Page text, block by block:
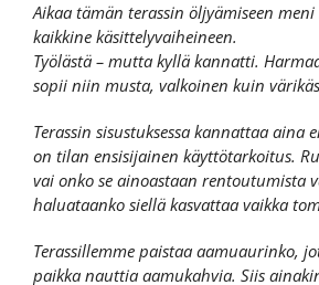
Aikaa tämän terassin öljyämiseen
kaikkine käsittelyvaiheineen.
Työlästä – mutta kyllä kannatti.
sopii niin musta, valkoinen kuin
Terassin sisustuksessa kannattaa aina
on tilan ensisijainen käyttötarkoitus.
vai onko se ainoastaan rentoutumista
haluataanko siellä kasvattaa vaikka
Terassillemme paistaa aamuaurinko,
paikka nauttia aamukahvia. Siis